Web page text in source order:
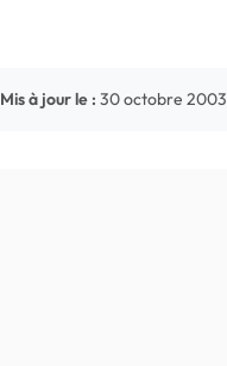
Mis à jour le : 30 octobre 2003